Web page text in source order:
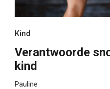
Kind
Verantwoorde
kind
Pauline